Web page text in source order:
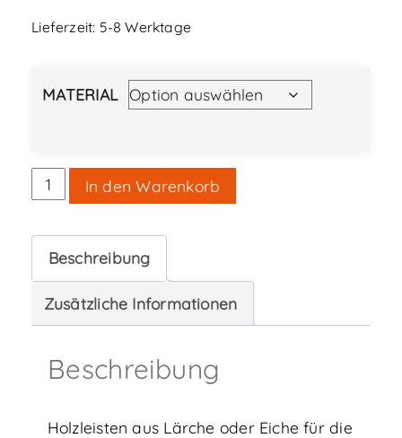
Lieferzeit: 5-8 Werktage
MATERIAL
Dreieckleisten
Lärche
/
Eiche
In den Warenkorb
Beschreibung
Zusätzliche Informationen
Beschreibung
Holzleisten aus Lärche oder Eiche für die